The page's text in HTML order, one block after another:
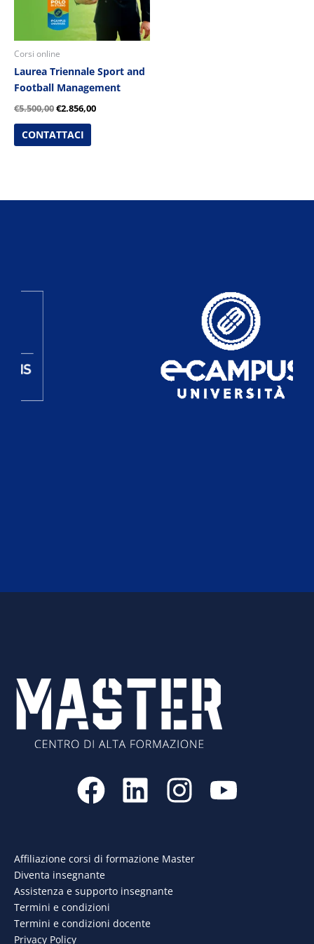
Corsi online
Laurea Triennale Sport and
Football Management
€5.500,00€2.856,00
CONTATTACI
F
a
e
b
o
L
i
k
e
d
I
n
t
Y
o
Affiliazione corsi di formazione Master
Diventa insegnante
Assistenza e supporto insegnante
Termini e condizioni
Termini e condizioni docente
Privacy Policy